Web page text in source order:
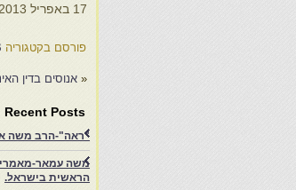
17 באפריל 2013
פורסם בקטגוריה
« אנוסים בדין
Recent Posts
"ראה"-הרב משה
משה עמאר-מאמרים
הראשית בישראל.